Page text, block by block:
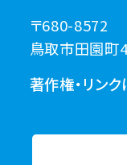
〒680-8572
鳥取市田園町
著作権・リン